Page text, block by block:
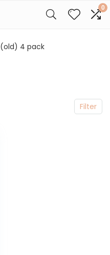
0
(old) 4 pack
Filter